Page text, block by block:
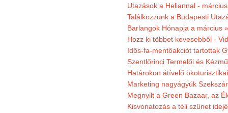
Utazások a Heliannal -
Találkozzunk a Budapesti
Barlangok Hónapja a március »
Hozz ki többet kevesebből -
Idős-fa-mentőakciót tartottak
Szentlőrinci Termelői és
Határokon átívelő
Marketing nagyágyúk
Megnyilt a Green Bazaar, az
Kisvonatozás a téli szünet